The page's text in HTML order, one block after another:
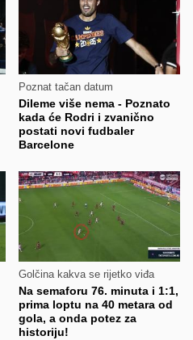
Poznat tačan datum
Dileme više nema - Poznato
kada će Rodri i zvanično
postati novi fudbaler
Barcelone
Golčina kakva se rijetko viđa
Na semaforu 76. minuta i 1:1,
prima loptu na 40 metara od
gola, a onda potez za
historiju!